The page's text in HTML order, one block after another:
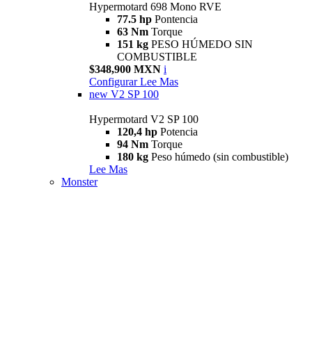
Hypermotard 698 Mono RVE
77.5 hp Pontencia
63 Nm Torque
151 kg PESO HÚMEDO SIN
COMBUSTIBLE
$348,900 MXN i
Configurar Lee Mas
new V2 SP 100
Hypermotard V2 SP 100
120,4 hp Potencia
94 Nm Torque
180 kg Peso húmedo (sin combustible)
Lee Mas
Monster